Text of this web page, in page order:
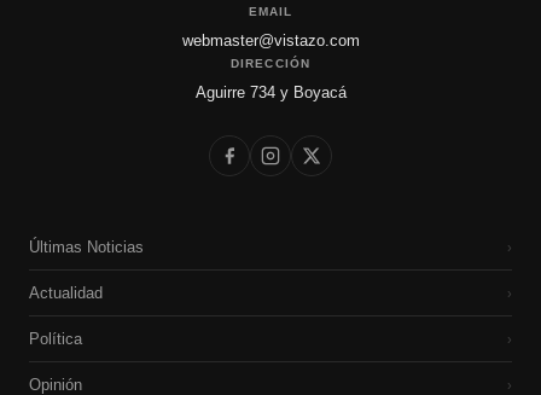
EMAIL
webmaster@vistazo.com
DIRECCIÓN
Aguirre 734 y Boyacá
Últimas Noticias ›
Actualidad ›
Política ›
Opinión ›